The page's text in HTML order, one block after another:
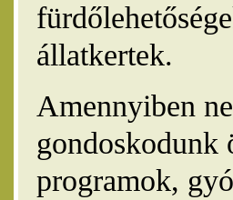
állatkertek.
Amennyiben
gondoskodunk
programok,